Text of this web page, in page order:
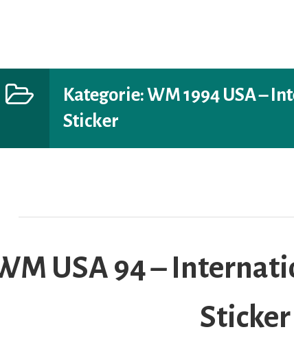
Kategorie:WM 1994 USA –
Sticker
USA 94 –
Sticker